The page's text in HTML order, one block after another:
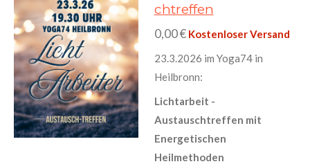
chtreffen
0,00 € Kostenloser Versand
23.3.2026 im Yoga74 in
Heilbronn:
Lichtarbeit -
Austauschtreffen mit
Energetischen
Heilmethoden